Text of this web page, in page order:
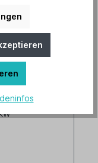
l/Tag